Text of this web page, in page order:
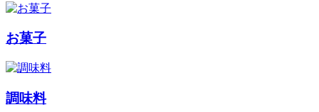
お菓子
調味料